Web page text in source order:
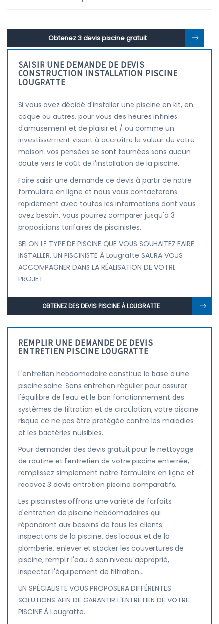
Obtenez 3 devis piscine gratuit
SAISIR UNE DEMANDE DE DEVIS
CONSTRUCTION INSTALLATION PISCINE
LOUGRATTE
Si vous avez décidé d'installer une piscine en kit, en
coque ou autres, pour vous des heures infinies
d'amusement et de plaisir et / ou comme un
investissement visant à accroître la valeur de votre
maison, vos pensées se sont tournées sans aucun
doute vers le coût de l'installation de la piscine.
Faire saisir une demande de devis à partir de notre
formulaire en ligne et nous vous contacterons
rapidement avec toutes les informations dont vous
avez besoin. Vous pourrez comparer jusqu'à 3
propositions tarifaires de piscinistes.
SELON LE TYPE DE PISCINE QUE VOUS SOUHAITEZ FAIRE
INSTALLER, UN PISCINISTE À Lougratte SAURA VOUS
ACCOMPAGNER DANS LA RÉALISATION DE VOTRE
PROJET.
OBTENEZ DES DEVIS PISCINE À LOUGRATTE
REMPLIR UNE DEMANDE DE DEVIS
ENTRETIEN PISCINE LOUGRATTE
L'entretien hebdomadaire constitue la base d'une
piscine saine. Sans entretien régulier pour assurer
l'équilibre de l'eau et le bon fonctionnement des
systèmes de filtration et de circulation, votre piscine
risque de ne pas être protégée contre les maladies
et les bactéries nuisibles.
Pour demander des devis gratuit pour le nettoyage
de routine et l'entretien de votre piscine enterrée,
remplissez simplement notre formulaire en ligne et
recevez 3 devis entretien piscine comparatifs.
Les piscinistes offrons une variété de forfaits
d'entretien de piscine hebdomadaires qui
répondront aux besoins de tous les clients:
inspections de la piscine, des locaux et de la
plomberie, enlever et stocker les couvertures de
piscine, remplir l'eau à son niveau approprié,
inspecter l'équipement de filtration...
UN SPÉCIALISTE VOUS PROPOSERA DIFFÉRENTES
SOLUTIONS AFIN DE GARANTIR L'ENTRETIEN DE VOTRE
PISCINE À Lougratte.